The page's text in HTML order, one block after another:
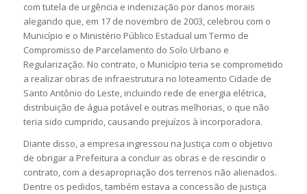
com tutela de urgência e indenização por danos morais
alegando que, em 17 de novembro de 2003, celebrou com o
Município e o Ministério Público Estadual um Termo de
Compromisso de Parcelamento do Solo Urbano e
Regularização. No contrato, o Município teria se comprometido
a realizar obras de infraestrutura no loteamento Cidade de
Santo Antônio do Leste, incluindo rede de energia elétrica,
distribuição de água potável e outras melhorias, o que não
teria sido cumprido, causando prejuízos à incorporadora.
Diante disso, a empresa ingressou na Justiça com o objetivo
de obrigar a Prefeitura a concluir as obras e de rescindir o
contrato, com a desapropriação dos terrenos não alienados.
Dentre os pedidos, também estava a concessão de justiça